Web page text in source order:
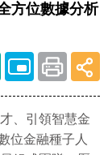
方位數據分析
、引領智慧金
位金融種子人